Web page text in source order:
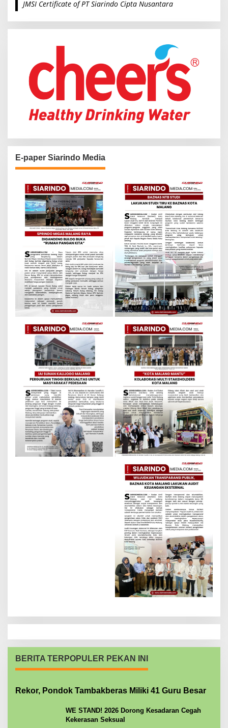
o
JMSI Certificate of PT Siarindo Cipta Nusantara
E-paper Siarindo Media
BERITA TERPOPULER PEKAN INI
Rekor, Pondok Tambakberas Miliki 41 Guru Besar
WE STAND! 2026 Dorong Kesadaran Cegah
Kekerasan Seksual